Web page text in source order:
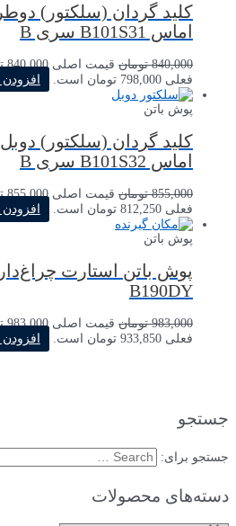
جستجو
جستجو برای:
دسته‌های محصولات
کلید گردان (سلکتور)
اماس B101S31 سری B
840,000 تومان قیمت اصلی 840,000 تومان بود.
فعلی 798,000 تومان است.
پوش باتن
کلید گردان (سلکتور)
اماس B101S32 سری B
855,000 تومان قیمت اصلی 855,000 تومان بود.
فعلی 812,250 تومان است.
پوش باتن
پوش باتن استارت
B190DY
983,000 تومان قیمت اصلی 983,000 تومان بود.
فعلی 933,850 تومان است.